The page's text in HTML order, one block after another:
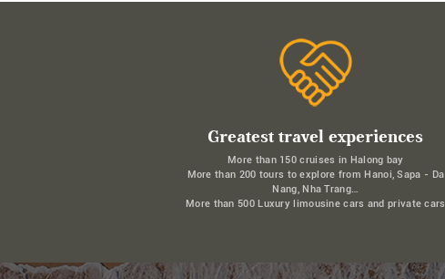
Greatest travel experiences
More than 150 cruises in Halong bay
More than 200 tours to explore from Hanoi, Sapa - Da
Nang, Nha Trang…
More than 500 Luxury limousine cars and private cars